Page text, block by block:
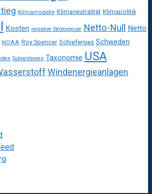
Klimamodelle Klimaneutralität Klimapolitik
Kosten negative Strompreise Netto-Null
Netto
NOAA Roy Spencer Schiefergas Schweden
Subventionen Taxonomie USA
Windenergieanlagen